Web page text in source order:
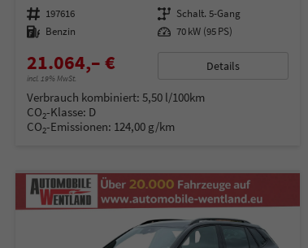
Fahrzeugnummer 197616 Getriebe Schalt. 5-Gang
Kraftstoff Benzin Leistung 70 kW (95 PS)
21.064,– €
incl. 19% MwSt.
Details
Verbrauch kombiniert: 5,50 l/100km
CO2-Klasse: D
CO2-Emissionen: 124,00 g/km